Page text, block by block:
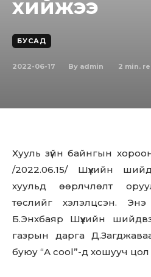
хийжээ
БУСАД
2022-06-17 By admin 2 min.
Хууль зүйн байнгын
/2022.06.15/ Шүүхийн
хуульд өөрлчлөлт
төслийг хэлэлцсэн.
Б.Энхбаяр Шүүхийн
газрын дарга
буюу “А сооl”-д хошууч цол